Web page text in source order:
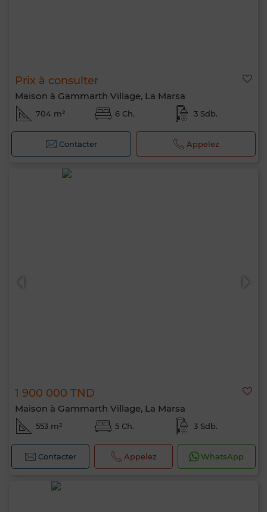
Prix à consulter
Maison à Gammarth Village, La Marsa
704 m² 6 Ch. 3 Sdb.
Contacter Appelez
1 900 000 TND
Maison à Gammarth Village, La Marsa
553 m² 5 Ch. 3 Sdb.
Contacter Appelez WhatsApp